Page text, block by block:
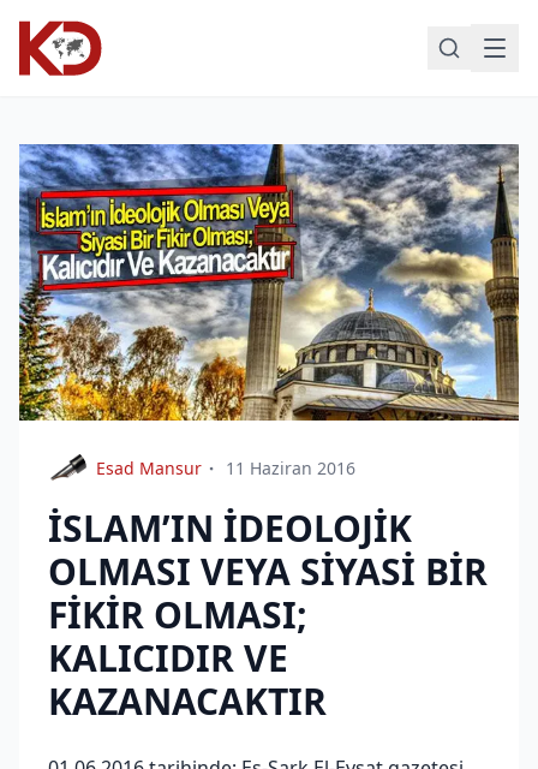
Esad Mansur 11 Haziran 2016
İSLAM’IN İDEOLOJİK
OLMASI VEYA SİYASİ BİR
FİKİR OLMASI;
KALICIDIR VE
KAZANACAKTIR